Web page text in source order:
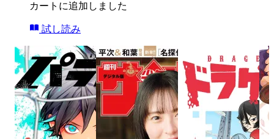
カートに追加しました
試し読み